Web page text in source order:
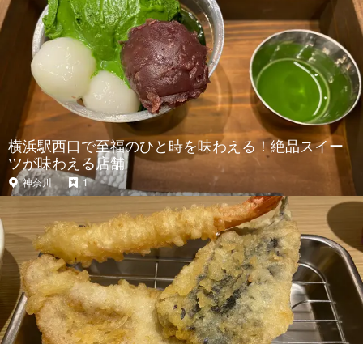
横浜駅西口で至福のひと時を味わえる！絶品スイー
ツが味わえる店舗
神奈川 1